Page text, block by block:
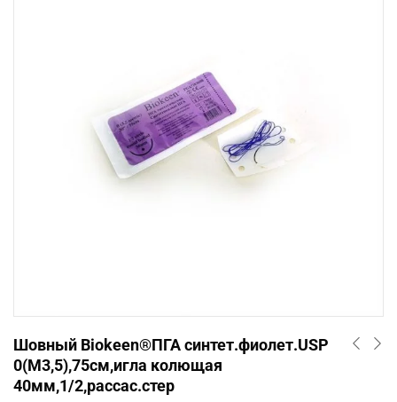
Шовный Biokeen®ПГА синтет.фиолет.USP
0(М3,5),75см,игла колющая
40мм,1/2,рассас.стер